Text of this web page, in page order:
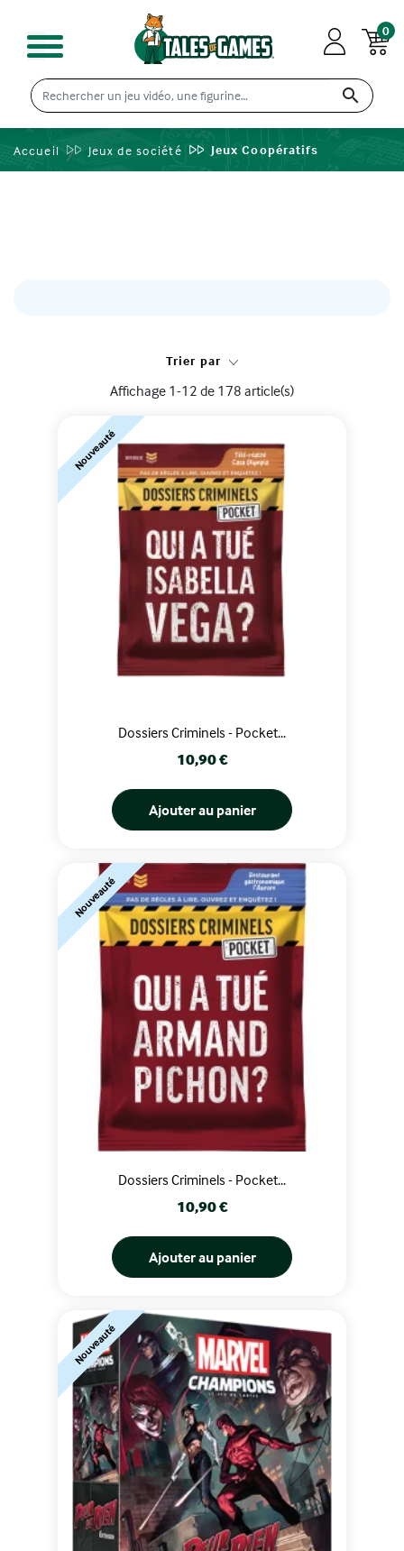

0
Accueil Jeux de société Jeux Coopératifs
Trier par
Affichage 1-12 de 178 article(s)
Dossiers Criminels - Pocket...
Prix
10,90 €
Ajouter au panier
Nouveauté
Dossiers Criminels - Pocket...
Prix
10,90 €
Ajouter au panier
Nouveauté
Nouveauté